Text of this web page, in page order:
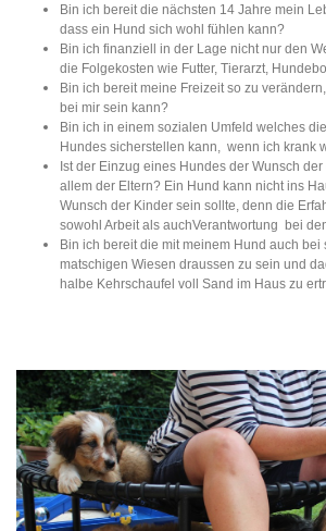
Bin ich bereit die nächsten 14 Jahre mein
dass ein Hund sich wohl fühlen kann?
Bin ich finanziell in der Lage nicht nur den
die Folgekosten wie Futter, Tierarzt,
Bin ich bereit meine Freizeit so zu
bei mir sein kann?
Bin ich in einem sozialen Umfeld welches
Hundes sicherstellen kann, wenn ich krank
Ist der Einzug eines Hundes der Wunsch
allem der Eltern? Ein Hund kann nicht ins
Wunsch der Kinder sein sollte, denn die
sowohl Arbeit als auchVerantwortung bei
Bin ich bereit die mit meinem Hund auch bei
matschigen Wiesen draussen zu sein und
halbe Kehrschaufel voll Sand im Haus zu